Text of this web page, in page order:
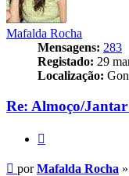
Mafalda Rocha
Mensagens: 283
Registado: 29
Localização:
Re: Almoço/
Mensagem
porMafalda Rocha »